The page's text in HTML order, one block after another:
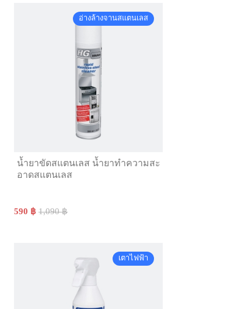
อ่างล้างจานสแตนเลส
น้ำยาขัดสแตนเลส น้ำยาทำความสะ
อาดสแตนเลส
590 ฿ 1,090 ฿
เตาไฟฟ้า